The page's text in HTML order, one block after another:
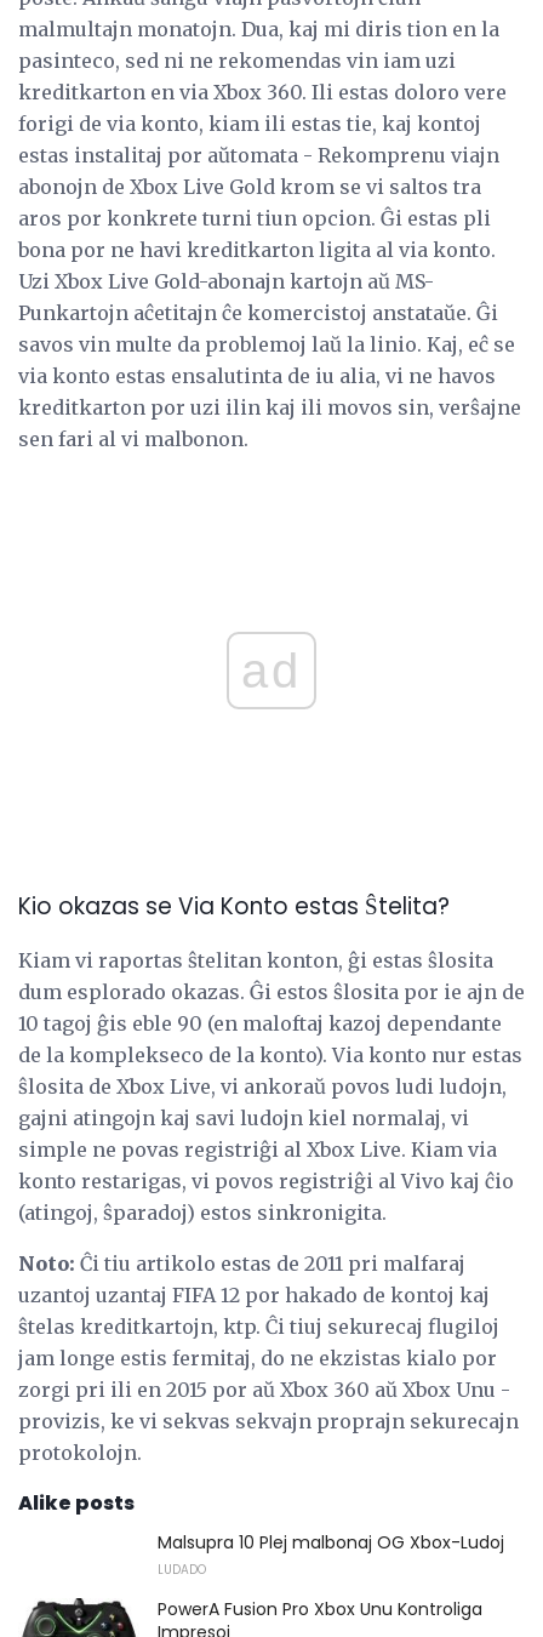
malmultajn monatojn. Dua, kaj mi diris tion en la
pasinteco, sed ni ne rekomendas vin iam uzi
kreditkarton en via Xbox 360. Ili estas doloro vere
forigi de via konto, kiam ili estas tie, kaj kontoj
estas instalitaj por aŭtomata - Rekomprenu viajn
abonojn de Xbox Live Gold krom se vi saltos tra
aros por konkrete turni tiun opcion. Ĝi estas pli
bona por ne havi kreditkarton ligita al via konto.
Uzi Xbox Live Gold-abonajn kartojn aŭ MS-
Punkartojn aĉetitajn ĉe komercistoj anstataŭe. Ĝi
savos vin multe da problemoj laŭ la linio. Kaj, eĉ se
via konto estas ensalutinta de iu alia, vi ne havos
kreditkarton por uzi ilin kaj ili movos sin, verŝajne
sen fari al vi malbonon.
ad
Kio okazas se Via Konto estas Ŝtelita?
Kiam vi raportas ŝtelitan konton, ĝi estas ŝlosita
dum esplorado okazas. Ĝi estos ŝlosita por ie ajn de
10 tagoj ĝis eble 90 (en maloftaj kazoj dependante
de la komplekseco de la konto). Via konto nur estas
ŝlosita de Xbox Live, vi ankoraŭ povos ludi ludojn,
gajni atingojn kaj savi ludojn kiel normalaj, vi
simple ne povas registriĝi al Xbox Live. Kiam via
konto restarigas, vi povos registriĝi al Vivo kaj ĉio
(atingoj, ŝparadoj) estos sinkronigita.
Noto: Ĉi tiu artikolo estas de 2011 pri malfaraj
uzantoj uzantaj FIFA 12 por hakado de kontoj kaj
ŝtelas kreditkartojn, ktp. Ĉi tiuj sekurecaj flugiloj
jam longe estis fermitaj, do ne ekzistas kialo por
zorgi pri ili en 2015 por aŭ Xbox 360 aŭ Xbox Unu -
provizis, ke vi sekvas sekvajn proprajn sekurecajn
protokolojn.
Alike posts
Malsupra 10 Plej malbonaj OG Xbox-Ludoj
LUDADO
PowerA Fusion Pro Xbox Unu Kontroliga